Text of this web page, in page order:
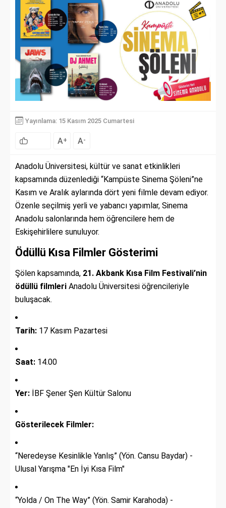
Yayınlama: 15 Kasım 2025 Cumartesi
A+ A-
Anadolu Üniversitesi, kültür ve sanat etkinlikleri
kapsamında düzenlediği “Kampüste Sinema Şöleni”ne
Kasım ve Aralık aylarında dört yeni filmle devam ediyor.
Özenle seçilmiş yerli ve yabancı yapımlar, Sinema
Anadolu salonlarında hem öğrencilere hem de
Eskişehirlilere sunuluyor.
Ödüllü Kısa Filmler Gösterimi
Şölen kapsamında, 21. Akbank Kısa Film Festivali’nin
ödüllü filmleri Anadolu Üniversitesi öğrencileriyle
buluşacak.
Tarih: 17 Kasım Pazartesi
Saat: 14.00
Yer: İBF Şener Şen Kültür Salonu
Gösterilecek Filmler:
“Neredeyse Kesinlikle Yanlış” (Yön. Cansu Baydar) -
Ulusal Yarışma "En İyi Kısa Film"
“Yolda / On The Way” (Yön. Samir Karahoda) -